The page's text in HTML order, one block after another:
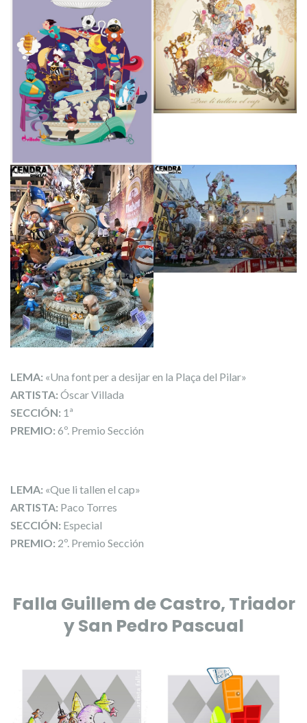
LEMA: «Una font per a desijar en la Plaça del Pilar»
ARTISTA: Óscar Villada
SECCIÓN: 1ª
PREMIO: 6º. Premio Sección
LEMA: «Que li tallen el cap»
ARTISTA: Paco Torres
SECCIÓN: Especial
PREMIO: 2º. Premio Sección
Falla Guillem de Castro, Triador
y San Pedro Pascual